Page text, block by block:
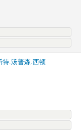
特.汤普森.西顿